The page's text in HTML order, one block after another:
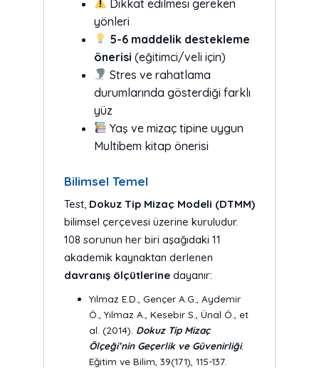
Dikkat edilmesi gereken
yönleri
5-6 maddelik destekleme
önerisi (eğitimci/veli için)
Stres ve rahatlama
durumlarında gösterdiği farklı
yüz
Yaş ve mizaç tipine uygun
Multibem kitap önerisi
Bilimsel Temel
Test, Dokuz Tip Mizaç Modeli (DTMM)
bilimsel çerçevesi üzerine kuruludur.
108 sorunun her biri aşağıdaki 11
akademik kaynaktan derlenen
davranış ölçütlerinedayanır:
Yılmaz E.D., Gençer A.G., Aydemir
Ö., Yılmaz A., Kesebir S., Ünal Ö., et
al. (2014). Dokuz Tip Mizaç
Ölçeği’nin Geçerlik ve Güvenirliği.
Eğitim ve Bilim, 39(171), 115-137.